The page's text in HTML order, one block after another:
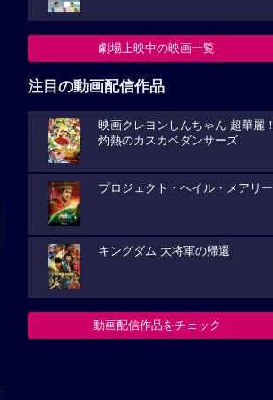
劇場上映中の映画一覧
注目の動画配信作品
映画クレヨンしんちゃん 超華麗！
灼熱のカスカベダンサーズ
プロジェクト・ヘイル・メアリー
キングダム 大将軍の帰還
動画配信作品をチェック